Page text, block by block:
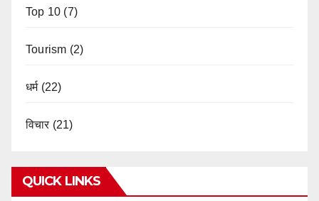
Top 10 (7)
Tourism (2)
धर्म(22)
विचार (21)
QUICK LINKS